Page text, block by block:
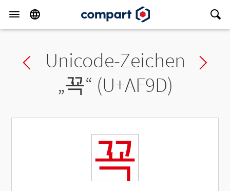
Previous char
Unicode-Zeichen
„꾝“ (U+AF9D)
꾝